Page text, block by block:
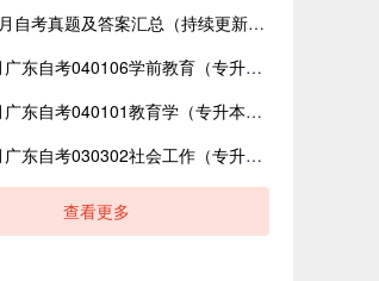
2021年10月自考真题及答案汇总（持续更新中）
2027年1月广东自考040106学前教育（专升本）开考课程考试时间安排表
2027年1月广东自考040101教育学（专升本）开考课程考试时间安排表
2027年1月广东自考030302社会工作（专升本）开考课程考试时间安排表
查看更多